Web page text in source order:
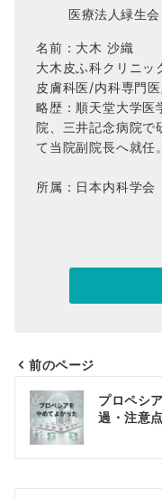
医療法人緑生
名前：大木 沙織
大木皮ふ科クリニッ
皮膚科医/内科専門
略歴：順天堂大学医
院、三井記念病院で
て当院副院長へ就任。
所属：日本内科学会
投
稿
ナ
ビ
前のページ
プロペシ
過・注意点